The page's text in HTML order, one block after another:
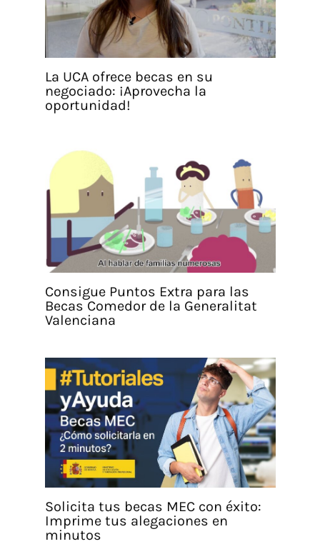
La UCA ofrece becas en su
negociado: ¡Aprovecha la
oportunidad!
Consigue Puntos Extra para las
Becas Comedor de la Generalitat
Valenciana
Solicita tus becas MEC con éxito:
Imprime tus alegaciones en
minutos